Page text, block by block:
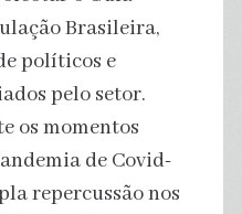
Brasileira,
políticos e
pelo setor.
os momentos
de Covid-
repercussão nos